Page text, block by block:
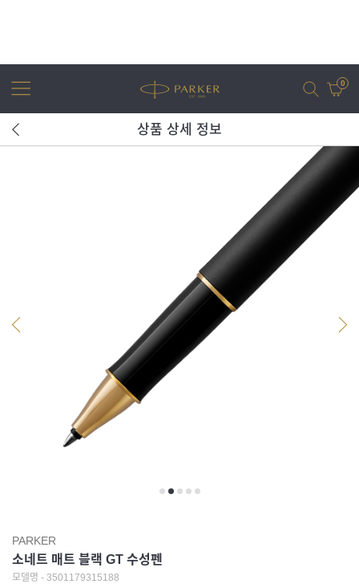
0
상품 상세 정보
PARKER
소네트 매트 블랙 GT 수성펜
모델명 - 3501179315188